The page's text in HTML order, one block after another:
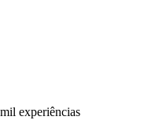
experiências